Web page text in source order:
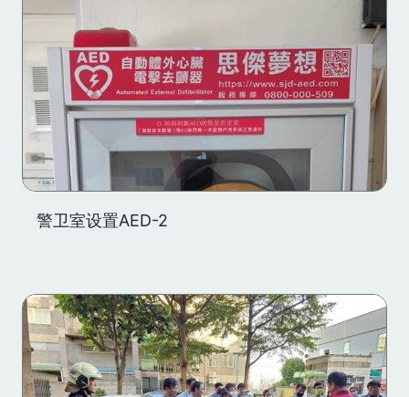
警卫室设置AED-2